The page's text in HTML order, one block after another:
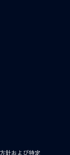
針および特定